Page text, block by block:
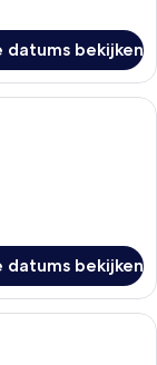
datums bekijken
met twee bedden,
datums bekijken
met drie bedden,